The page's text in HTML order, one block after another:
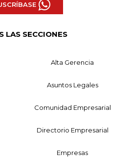
LAS SECCIONES
Alta Gerencia
Asuntos Legales
Comunidad Empresarial
Directorio Empresarial
Empresas